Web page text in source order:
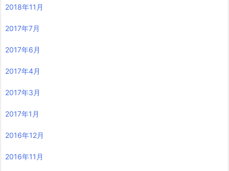
2018年11月
2017年7月
2017年6月
2017年4月
2017年3月
2017年1月
2016年12月
2016年11月